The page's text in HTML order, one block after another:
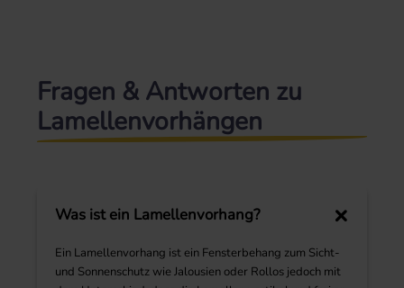
Fragen & Antworten zu
Lamellenvorhängen
Was ist ein Lamellenvorhang?
Ein Lamellenvorhang ist ein Fensterbehang zum Sicht-
und Sonnenschutz wie Jalousien oder Rollos jedoch mit